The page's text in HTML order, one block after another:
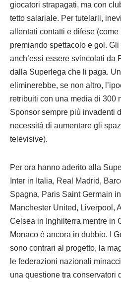
giocatori strapagati, ma con
tetto salariale. Per tutelarli,
allentati contatti e difese (come
premiando spettacolo e gol.
anch’essi essere svincolati da
dalla Superlega che li paga.
eliminerebbe, se non altro,
retribuiti con una media di 300
Sponsor sempre più invadenti
necessità di aumentare gli
televisive).
Per ora hanno aderito alla
Inter in Italia, Real Madrid,
Spagna, Paris Saint Germain
Manchester United, Liverpool,
Celsea in Inghilterra mentre in
Monaco è ancora in dubbio. I
sono contrari al progetto, la
le federazioni nazionali
una questione tra conservatori